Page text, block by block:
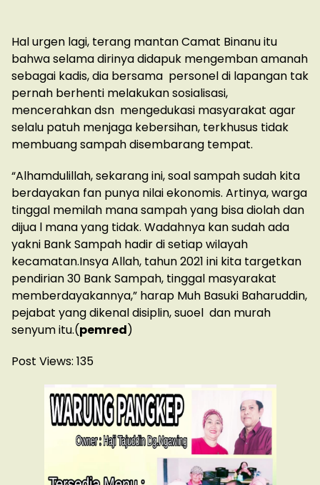
Hal urgen lagi, terang mantan Camat Binanu itu
bahwa selama dirinya didapuk mengemban amanah
sebagai kadis, dia bersama personel di lapangan tak
pernah berhenti melakukan sosialisasi,
mencerahkan dsn mengedukasi masyarakat agar
selalu patuh menjaga kebersihan, terkhusus tidak
membuang sampah disembarang tempat.
“Alhamdulillah, sekarang ini, soal sampah sudah kita
berdayakan fan punya nilai ekonomis. Artinya, warga
tinggal memilah mana sampah yang bisa diolah dan
dijua l mana yang tidak. Wadahnya kan sudah ada
yakni Bank Sampah hadir di setiap wilayah
kecamatan.Insya Allah, tahun 2021 ini kita targetkan
pendirian 30 Bank Sampah, tinggal masyarakat
memberdayakannya,” harap Muh Basuki Baharuddin,
pejabat yang dikenal disiplin, suoel dan murah
senyum itu.(pemred)
Post Views: 135